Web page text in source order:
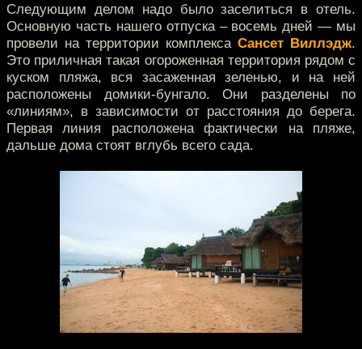
Следующим делом надо было заселиться в отель.
Основную часть нашего отпуска – восемь дней — мы
провели на территории комплекса Сансет Виллэдж.
Это приличная такая огороженная территория рядом с
куском пляжа, вся засаженная зеленью, и на ней
расположены домики-бунгало. Они разделены по
«линиям», в зависимости от расстояния до берега.
Первая линия расположена фактически на пляже,
дальше дома стоят вглубь всего сада.